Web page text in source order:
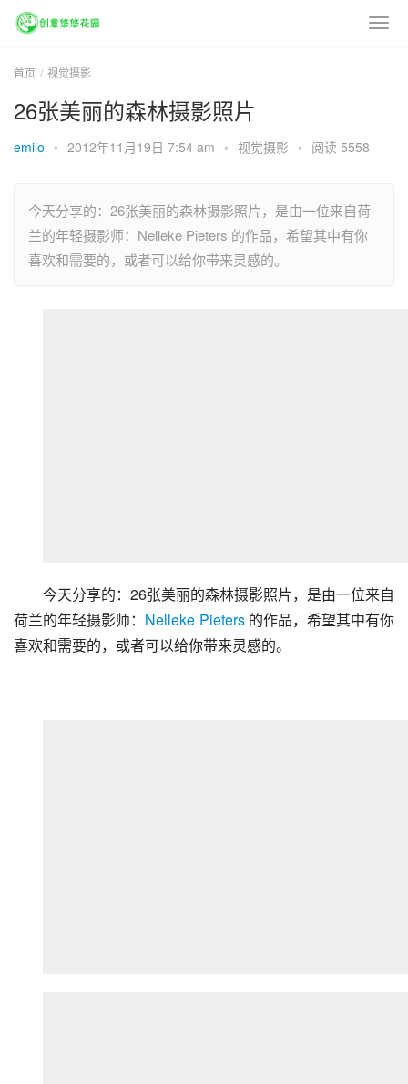
首页 视觉摄影
26张美丽的森林摄影照片
emilo • 2012年11月19日 7:54 am • 视觉摄影 • 阅读 5558
今天分享的：26张美丽的森林摄影照片，是由一位来自荷
兰的年轻摄影师：Nelleke Pieters 的作品，希望其中有你
喜欢和需要的，或者可以给你带来灵感的。
今天分享的：26张美丽的森林摄影照片，是由一位来自
荷兰的年轻摄影师： Nelleke Pieters 的作品，希望其中有你
喜欢和需要的，或者可以给你带来灵感的。